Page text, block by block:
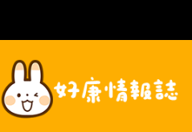
要
內
容